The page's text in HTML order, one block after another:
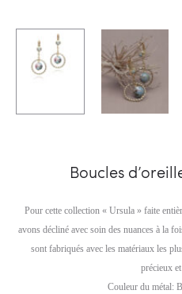
Boucles
Pour cette collection « Ursula » faite
avons décliné avec soin des nuances à la
sont fabriqués avec les matériaux les
précieux
Couleur du métal: